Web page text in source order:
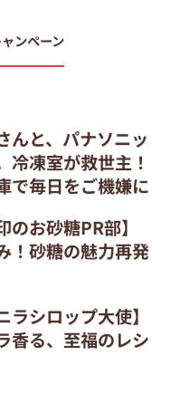
ンペーン
んと、パナソニッ
冷凍室が救世主！
で毎日をご機嫌に
のお砂糖PR部】
！砂糖の魅力再発
ラシロップ大使】
香る、至福のレシ